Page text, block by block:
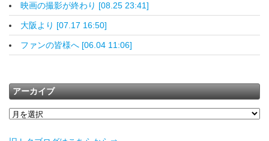
映画の撮影が終わり [08.25 23:41]
大阪より [07.17 16:50]
ファンの皆様へ [06.04 11:06]
アーカイブ